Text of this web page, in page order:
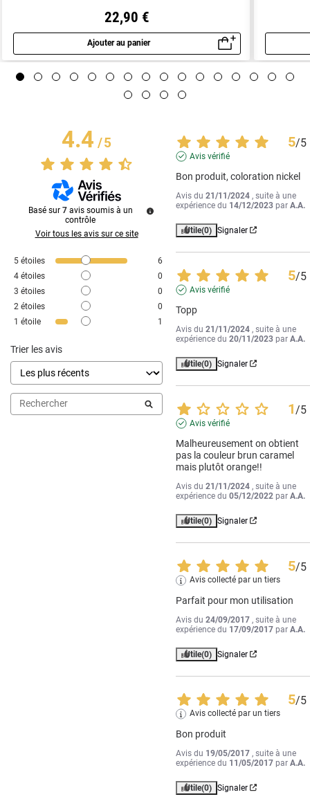
22,90 €
Ajouter au panier
Aperçu rapide
4.4/5
Basé sur 7 avis soumis à un
contrôle
Voir tous les avis sur ce site
5 étoiles
6
4 étoiles
0
3 étoiles
0
2 étoiles
0
1 étoile 1
Trier les avis
5/5
Avis vérifié
Bon produit, coloration nickel
Avis du21/11/2024 , suite à une
expérience du 14/12/2023 parA.A.
Utile(0) Signaler
5/5
Avis vérifié
Topp
Avis du21/11/2024 , suite à une
expérience du20/11/2023 parA.A.
Utile(0) Signaler
1/5
Avis vérifié
Malheureusement on obtient
pas la couleur brun caramel
mais plutôt orange!!
Avis du21/11/2024 , suite à une
expérience du05/12/2022 parA.A.
Utile(0) Signaler
5/5
Avis collecté par un tiers
Parfait pour mon utilisation
Avis du24/09/2017 , suite à une
expérience du 17/09/2017 parA.A.
Utile(0) Signaler
5/5
Avis collecté par un tiers
Bon produit
Avis du 19/05/2017 , suite à une
expérience du 11/05/2017 parA.A.
Utile(0) Signaler